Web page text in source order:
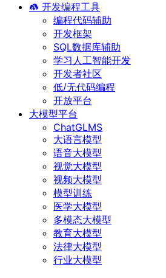
开发编程工具
编程代码辅助
开发框架
SQL数据库辅助
学习人工智能开发
开发者社区
低/无代码编程
开放平台
大模型平台
ChatGLMS
大语言模型
语音大模型
视觉大模型
视频大模型
模型训练
医学大模型
多模态大模型
教育大模型
法律大模型
行业大模型